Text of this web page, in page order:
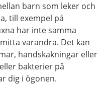
barn som leker och
till exempel på
har inte samma
varandra. Det kan
handskakningar eller
bakterier på
dig i ögonen.